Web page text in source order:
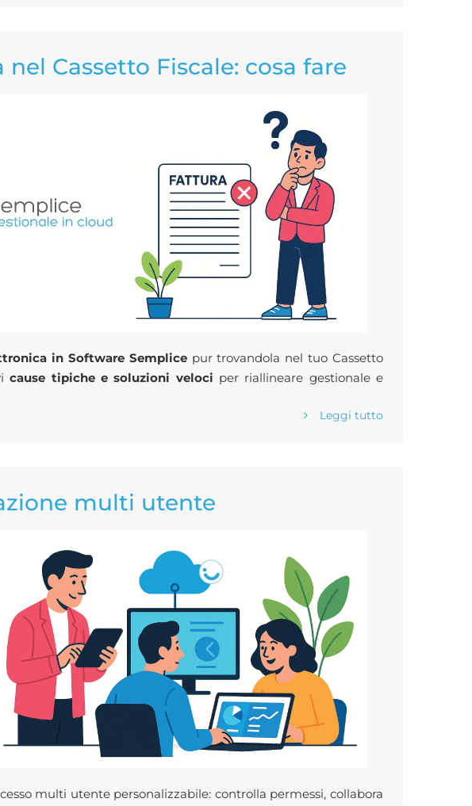
Cassetto Fiscale: cosa fare
in Software Semplicepur trovandola nel tuo Cassetto
cause tipiche e soluzioni veloci per riallineare gestionale e
Leggi tutto
multi utente
multi utente personalizzabile: controlla permessi, collabora